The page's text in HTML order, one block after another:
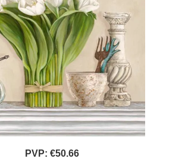
PVP: €50.66